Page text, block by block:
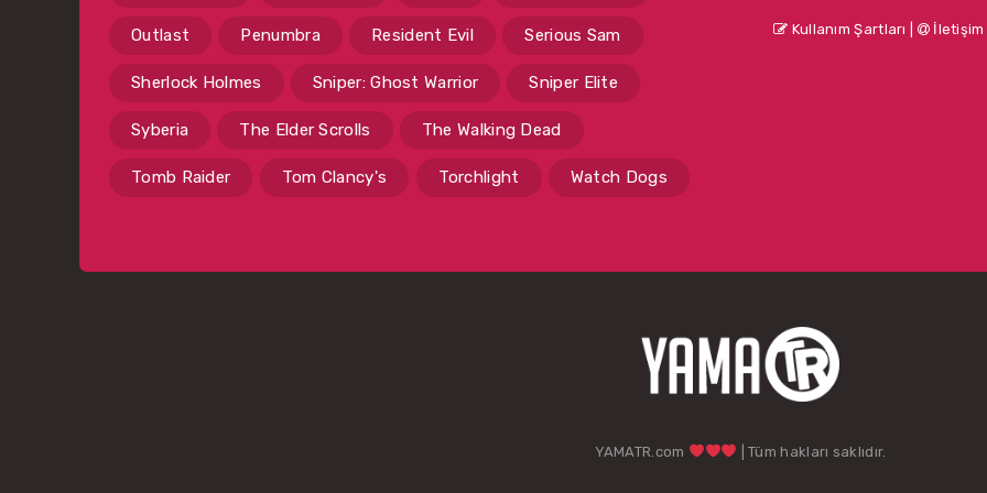
Outlast Penumbra Resident Evil Serious Sam
Sherlock Holmes Sniper: Ghost Warrior Sniper Elite
Syberia The Elder Scrolls The Walking Dead
Tomb Raider Tom Clancy's Torchlight Watch Dogs
Kullanım Şartları İletişim
YAMATR.com | Tüm hakları saklıdır.